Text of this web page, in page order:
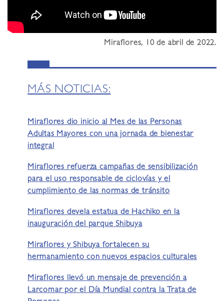
Miraflores, 10 de abril de 2022.
MÁS NOTICIAS:
Miraflores dio inicio al Mes de las Personas
Adultas Mayores con una jornada de bienestar
integral
Miraflores refuerza campañas de sensibilización
para el uso responsable de ciclovías y el
cumplimiento de las normas de tránsito
Miraflores devela estatua de Hachiko en la
inauguración del parque Shibuya
Miraflores y Shibuya fortalecen su
hermanamiento con nuevos espacios culturales
Miraflores llevó un mensaje de prevención a
Larcomar por el Día Mundial contra la Trata de